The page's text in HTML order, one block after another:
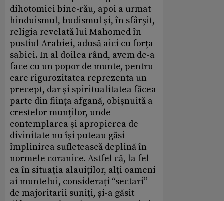
dihotomiei bine-rău, apoi a urmat
hinduismul, budismul și, în sfârșit,
religia revelată lui Mahomed în
pustiul Arabiei, adusă aici cu forța
sabiei. In al doilea rând, avem de-a
face cu un popor de munte, pentru
care rigurozitatea reprezenta un
precept, dar și spiritualitatea făcea
parte din ființa afgană, obișnuită a
crestelor munților, unde
contemplarea și apropierea de
divinitate nu își puteau găsi
împlinirea sufletească deplină în
normele coranice. Astfel că, la fel
ca în situația alauiților, alți oameni
ai muntelui, considerați “sectari”
de majoritarii suniți, și-a găsit